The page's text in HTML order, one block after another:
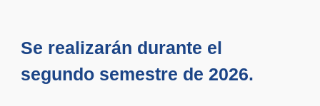
Se realizarán durante el
segundo semestre de 2026.